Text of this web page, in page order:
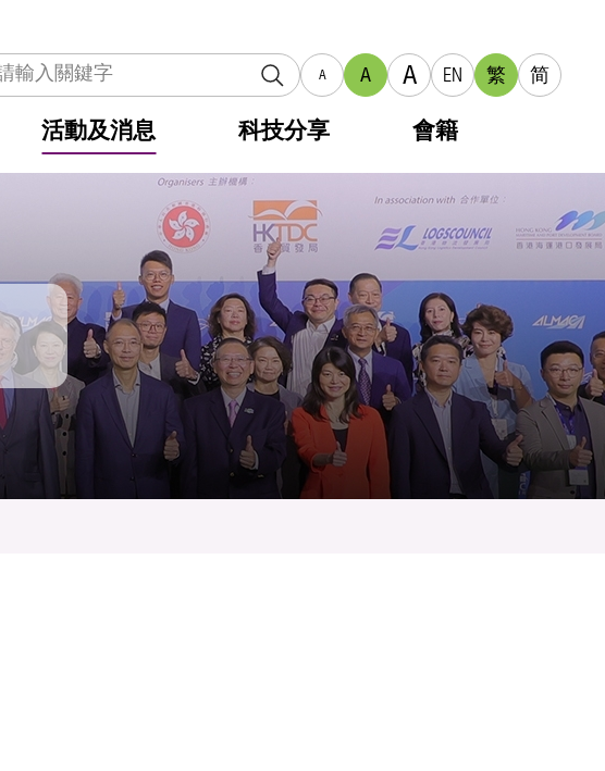
A A A EN 繁 简
活動及消息 科技分享 會籍